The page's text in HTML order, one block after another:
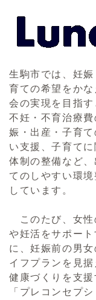
生駒市では、妊娠
育ての希望をかな
会の実現を目指す
不妊・不育治療
娠・出産・子育て
い支援、子育て
体制の整備など
てのしやすい環
しています。
このたび、女性
や妊活をサポート
に、妊娠前の男女
イフプランを見
健康づくりを支
「プレコンセプ